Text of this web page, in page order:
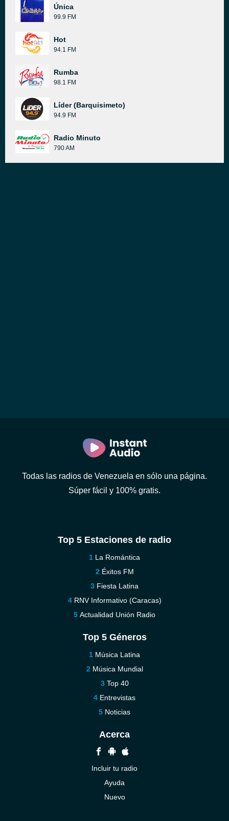
Única
99.9 FM
Hot
94.1 FM
Rumba
98.1 FM
Líder (Barquisimeto)
94.9 FM
Radio Minuto
790 AM
Todas las radios de Venezuela en sólo una página.
Súper fácil y 100% gratis.
Top 5 Estaciones de radio
La Romántica
Éxitos FM
Fiesta Latina
RNV Informativo (Caracas)
Actualidad Unión Radio
Top 5 Géneros
Música Latina
Música Mundial
Top 40
Entrevistas
Noticias
Acerca
Incluir tu radio
Ayuda
Nuevo